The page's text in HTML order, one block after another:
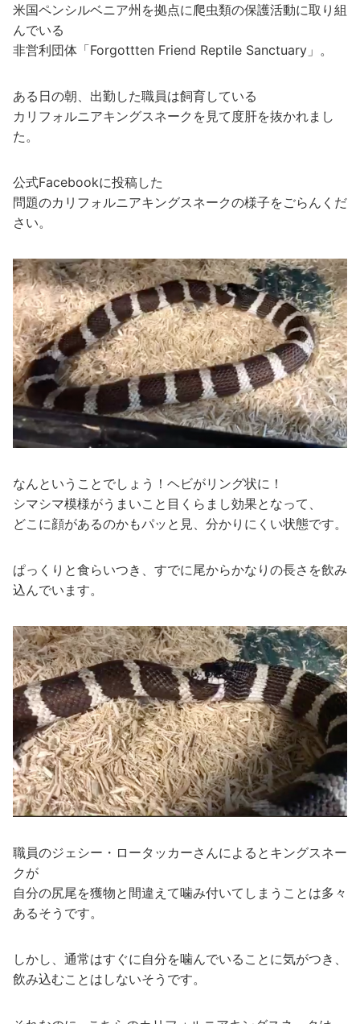
米国ペンシルベニア州を拠点に爬虫類の保護活動に取り組
んでいる
非営利団体「Forgottten Friend Reptile Sanctuary」。
ある日の朝、出勤した職員は飼育している
カリフォルニアキングスネークを見て度肝を抜かれまし
た。
公式Facebookに投稿した
問題のカリフォルニアキングスネークの様子をごらんくだ
さい。
なんということでしょう！ヘビがリング状に！
シマシマ模様がうまいこと目くらまし効果となって、
どこに顔があるのかもパッと見、分かりにくい状態です。
ぱっくりと食らいつき、すでに尾からかなりの長さを飲み
込んでいます。
職員のジェシー・ロータッカーさんによるとキングスネー
クが
自分の尻尾を獲物と間違えて噛み付いてしまうことは多々
あるそうです。
しかし、通常はすぐに自分を噛んでいることに気がつき、
飲み込むことはしないそうです。